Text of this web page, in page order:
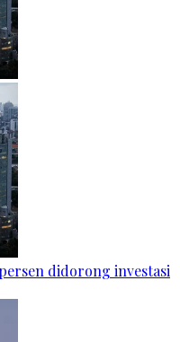
didorong investasi